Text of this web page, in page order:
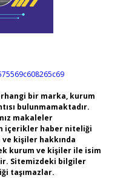
bir marka, kurum
bulunmamaktadır.
makaleler
içerikler haber niteliği
kişiler hakkında
kurum ve kişiler ile isim
Sitemizdeki bilgiler
taşımazlar.